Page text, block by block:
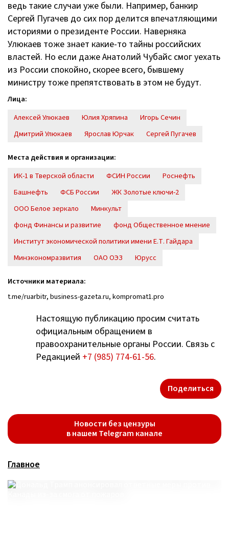
ведь такие случаи уже были. Например, банкир
Сергей Пугачев до сих пор делится впечатляющими
историями о президенте России. Наверняка
Улюкаев тоже знает какие-то тайны российских
властей. Но если даже Анатолий Чубайс смог уехать
из России спокойно, скорее всего, бывшему
министру тоже препятствовать в этом не будут.
Лица:
Алексей Улюкаев
Юлия Хряпина
Игорь Сечин
Дмитрий Улюкаев
Ярослав Юрчак Сергей Пугачев
Места действия и организации:
ИК-1 в Тверской области
ФСИН России
Роснефть
Башнефть
ФСБ России
ЖК Золотые ключи-2
ООО Белое зеркало
Минкульт
фонд Финансы и развитие
фонд Общественное мнение
Институт экономической политики имени Е.Т. Гайдара
Минэкономразвития
ОАО ОЭЗ Юрусс
Источники материала:
t.me/ruarbitr, business-gazeta.ru, kompromat1.pro
Настоящую публикацию просим считать
официальным обращением в
правоохранительные органы России. Связь с
Редакцией +7 (985) 774-61-56.
Поделиться
Новости без цензуры
в нашем Telegram канале
Главное